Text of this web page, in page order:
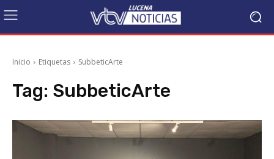
Inicio Etiquetas SubbeticArte
Tag: SubbeticArte